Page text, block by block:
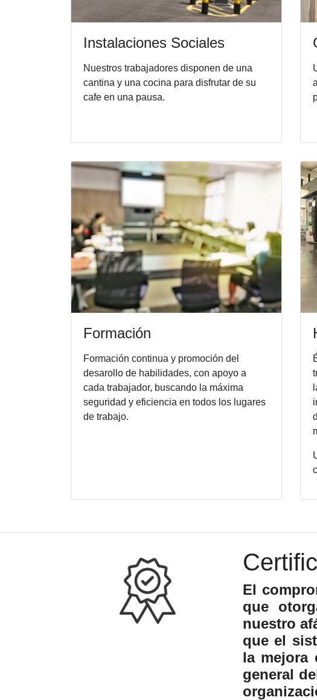
Instalaciones Sociales
Nuestros trabajadores disponen de una
cantina y una cocina para disfrutar de su
cafe en una pausa.
Formación
Formación continua y promoción del
desarollo de habilidades, con apoyo a
cada trabajador, buscando la máxima
seguridad y eficiencia en todos los lugares
de trabajo.
El
que
nuestro
que el
la mejora
general